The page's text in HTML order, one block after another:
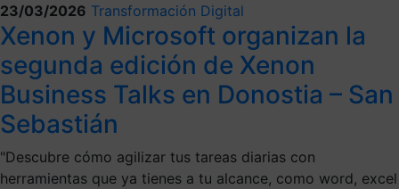
23/03/2026 Transformación Digital
Xenon y Microsoft organizan la
segunda edición de Xenon
Business Talks en Donostia – San
Sebastián
"Descubre cómo agilizar tus tareas diarias con
herramientas que ya tienes a tu alcance, como word, excel